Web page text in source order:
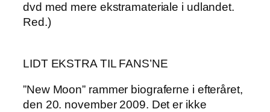
dvd med mere ekstramateriale i udlandet.
Red.)
LIDT EKSTRA TIL FANS’NE
”New Moon” rammer biograferne i efteråret,
den 20. november 2009. Det er ikke